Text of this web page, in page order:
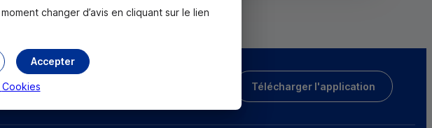
Télécharger l'application
changer d’avis en cliquant sur le lien
Accepter
Cookies